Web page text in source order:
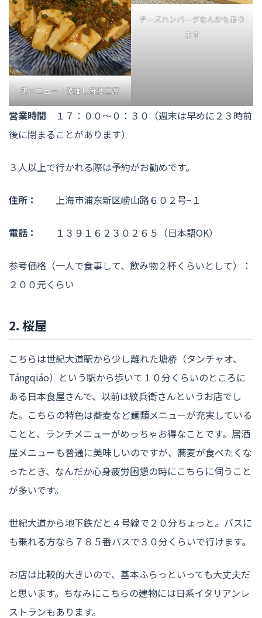
裏メニュー：激推し麻婆豆腐
チーズハンバーグなんかもあり
ます
営業時間 １７：００〜０：３０（週末は早めに２３時前
後に閉まることがあります）
３人以上で行かれる際は予約がお勧めです。
住所： 上海市浦东新区崂山路６０２号−１
電話： １３９１６２３０２６５（日本語OK）
参考価格（一人で食事して、飲み物２杯くらいとして）：
２００元くらい
2. 桜屋
こちらは世紀大道駅から少し離れた塘桥（タンチャオ、
Tángqiáo）という駅から歩いて１０分くらいのところに
ある日本食屋さんで、以前は紋兵衛さんというお店でし
た。こちらの特色は蕎麦など麺類メニューが充実している
ことと、ランチメニューがめっちゃお得なことです。居酒
屋メニューも普通に美味しいのですが、蕎麦が食べたくな
ったとき、なんだか心身疲労困憊の時にこちらに伺うこと
が多いです。
世紀大道から地下鉄だと４号線で２０分ちょっと。バスに
も乗れる方なら７８５番バスで３０分くらいで行けます。
お店は比較的大きいので、基本ふらっといっても大丈夫だ
と思います。ちなみにこちらの建物には日系イタリアンレ
ストランもあります。